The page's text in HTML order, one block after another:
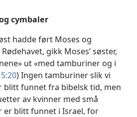
cymbaler
hadde ført Moses og
gikk Moses’ søster,
ut «med tamburiner og i
) Ingen tamburiner slik vi
blitt funnet fra bibelsk tid, men
av kvinner med små
er blitt funnet i Israel, for